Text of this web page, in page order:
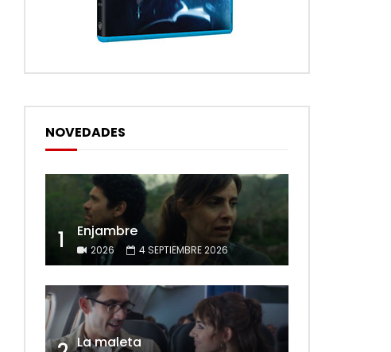
NOVEDADES
1 Enjambre
2026 4 SEPTIEMBRE 2026
La maleta